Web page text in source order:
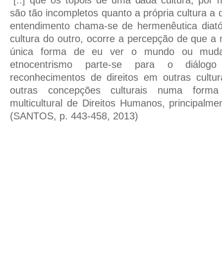
são tão incompletos quanto a própria cultura a
entendimento chama-se de hermenêutica
cultura do outro, ocorre a percepção de que a
única forma de eu ver o mundo ou
etnocentrismo parte-se para o
reconhecimentos de direitos em outras
outras concepções culturais numa
multicultural de Direitos Humanos,
(SANTOS, p. 443-458, 2013)